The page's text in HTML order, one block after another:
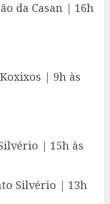
da Casan | 16h
| 9h às
| 15h às
Silvério | 13h